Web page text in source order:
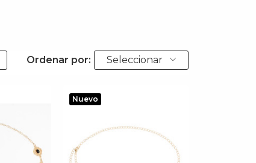
Ordenar por: Seleccionar
Nuevo